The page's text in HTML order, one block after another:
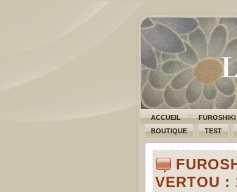
ACCUEIL FUROSHIKI
BOUTIQUE
TEST
VERTOU :